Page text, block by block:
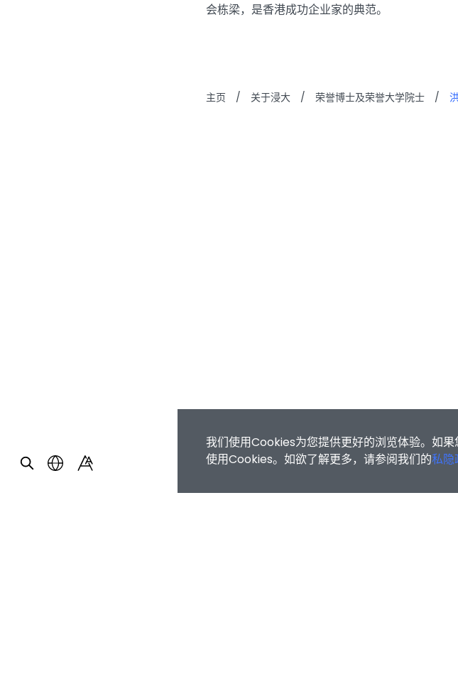
会栋梁，是香港成功企业家的典范。
主页 / 关于浸大 / 荣誉博士及荣誉大学院士 /
我们使用Cookies为您提供更好的浏览体验。如
使用Cookies。如欲了解更多，请参阅我们的私隐